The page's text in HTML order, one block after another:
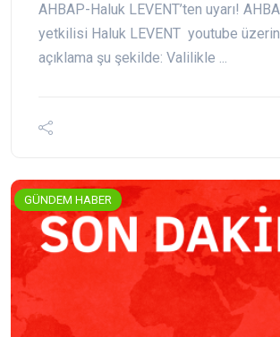
AHBAP-Haluk LEVENT’ten uyarı!
yetkilisi Haluk LEVENT youtube
açıklama şu şekilde: Valilikle ...
GÜNDEM HABER